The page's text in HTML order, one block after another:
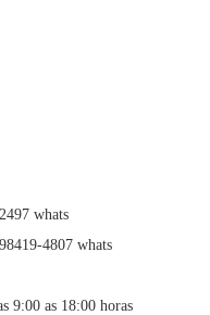
whats
4807 whats
9:00 as 18:00 horas